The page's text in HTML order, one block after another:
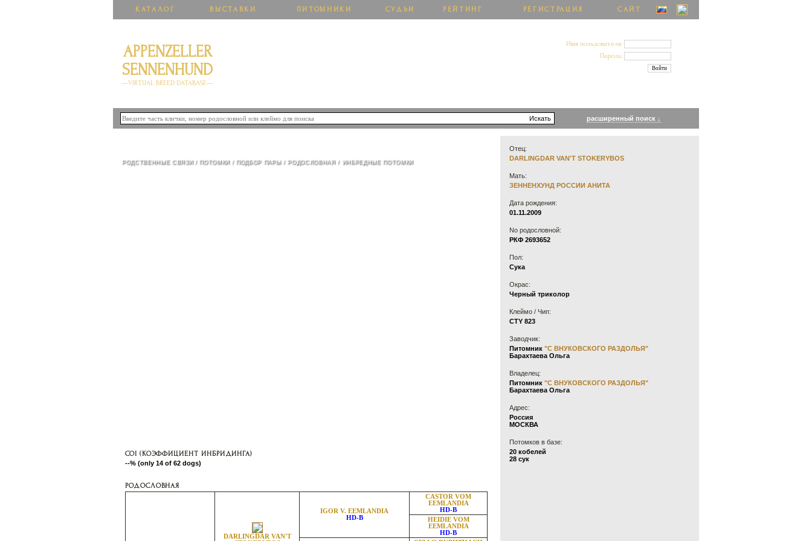
КАТАЛОГ ВЫСТАВКИ ПИТОМНИКИ СУДЬИ РЕЙТИНГ РЕГИСТРАЦИЯ САЙТ
APPENZELLER
SENNENHUND
—VIRTUAL BREED DATABASE—
Имя пользователя:
Пароль:
расширенный поиск ↓
РОДСТВЕННЫЕ СВЯЗИ/ ПОТОМКИ/ ПОДБОР ПАРЫ/ РОДОСЛОВНАЯ/ ИНБРЕДНЫЕ ПОТОМКИ
COI (КОЭФФИЦИЕНТ ИНБРИДИНГА)
--% (only 14 of 62 dogs)
РОДОСЛОВНАЯ
DARLINGDAR VAN'T
IGOR V. EEMLANDIA
HD-B
CASTOR VOM
EEMLANDIA
HD-B
HEIDIE VOM
EEMLANDIA
HD-B
Отец:
DARLINGDAR VAN'T STOKERYBOS
Мать:
ЗЕННЕНХУНД РОССИИ АНИТА
Дата рождения:
01.11.2009
No родословной:
РКФ 2693652
Пол:
Сука
Окрас:
Черный триколор
Клеймо / Чип:
CTY 823
Заводчик:
Питомник "С ВНУКОВСКОГО РАЗДОЛЬЯ"
Барахтаева Ольга
Владелец:
Питомник "С ВНУКОВСКОГО РАЗДОЛЬЯ"
Барахтаева Ольга
Адрес:
Россия
МОСКВА
Потомков в базе:
20 кобелей
28 сук